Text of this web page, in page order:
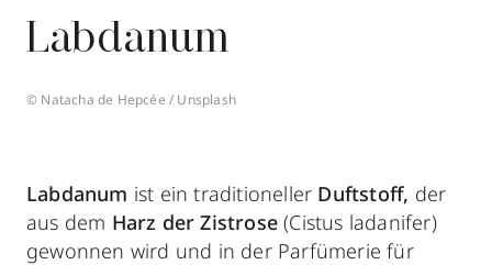
Über YBPN
Aktionen
Labdanum
© Natacha de Hepcée / Unsplash
Labdanum ist ein traditioneller Duftstoff, der
aus dem Harz der Zistrose (Cistus ladanifer)
gewonnen wird und in der Parfümerie für